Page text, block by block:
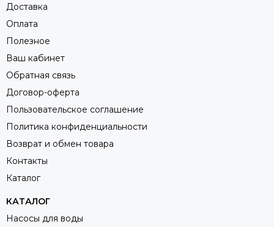
Доставка
Оплата
Полезное
Ваш кабинет
Обратная связь
Договор-оферта
Пользовательское соглашение
Политика конфиденциальности
Возврат и обмен товара
Контакты
Каталог
КАТАЛОГ
Насосы для воды